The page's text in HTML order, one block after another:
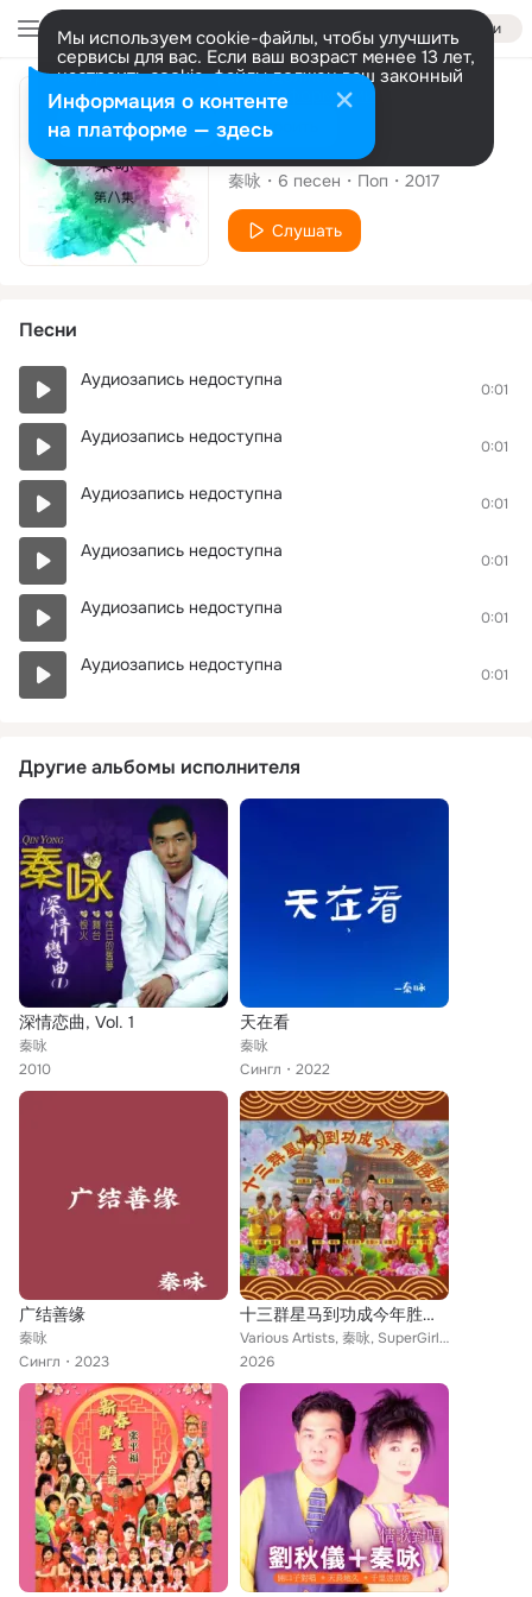
Войти
Мы используем cookie-файлы, чтобы улучшить
сервисы для вас. Если ваш возраст менее 13 лет,
настроить cookie-файлы должен ваш законный
представитель. Больше информации
Разрешить все Настроить
Альбом
秦咏, 第八集
秦咏 6 песен Поп 2017
Слушать
Песни
Аудиозапись недоступна 0:01
Аудиозапись недоступна 0:01
Аудиозапись недоступна 0:01
Аудиозапись недоступна 0:01
Аудиозапись недоступна 0:01
Аудиозапись недоступна 0:01
Другие альбомы исполнителя
深情恋曲, Vol. 1
秦咏
2010
天在看
秦咏
Сингл
2022
广结善缘
秦咏
Сингл
2023
十三群星马到功成今年胜胜胜
Various Artists, 秦咏, SuperGirls, 张仰兴, 刘燕燕, 苏飞, 刘玲玲, 李燕萍, 云翔, 胡慧萍, 陈建彬
2026
Информация о контенте
на платформе — здесь